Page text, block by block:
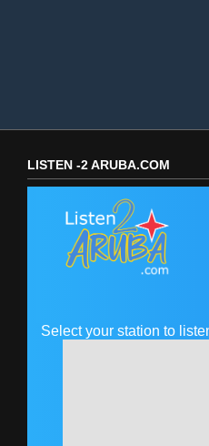
LISTEN -2 ARUBA.COM